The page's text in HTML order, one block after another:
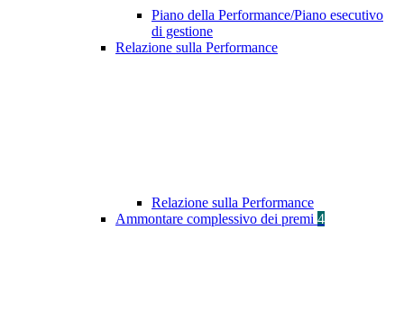
Piano della Performance/Piano esecutivo
di gestione
Relazione sulla Performance
Relazione sulla Performance
Ammontare complessivo dei premi 4